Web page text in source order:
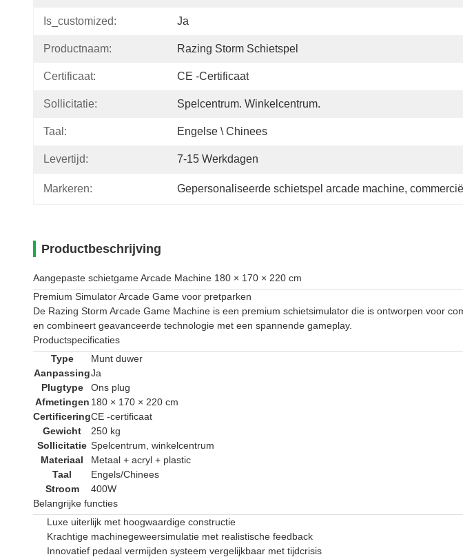
Is_customized: Ja
Productnaam: Razing Storm Schietspel
Certificaat: CE -certificaat
Sollicitatie: Spelcentrum. Winkelcentrum.
Taal: Engelse \ Chinees
Levertijd: 7-15 Werkdagen
Markeren: Gepersonaliseerde schietspel arcade machine,
Productbeschrijving
Aangepaste schietgame Arcade Machine 180 × 170 × 220 cm
Premium Simulator Arcade Game voor pretparken
De Razing Storm Arcade Game Machine is een premium schietsimulator die is ontworpen voor
en combineert geavanceerde technologie met een spannende gameplay.
Productspecificaties
Type
Munt duwer
AanpassingJa
Plugtype
Ons plug
Afmetingen 180 × 170 × 220 cm
CertificeringCE -certificaat
Gewicht
250 kg
Sollicitatie Spelcentrum, winkelcentrum
Materiaal
Metaal + acryl + plastic
Taal
Engels/Chinees
Stroom
400W
Belangrijke functies
Luxe uiterlijk met hoogwaardige constructie
Krachtige machinegeweersimulatie met realistische feedback
Innovatief pedaal vermijden systeem vergelijkbaar met tijdcrisis